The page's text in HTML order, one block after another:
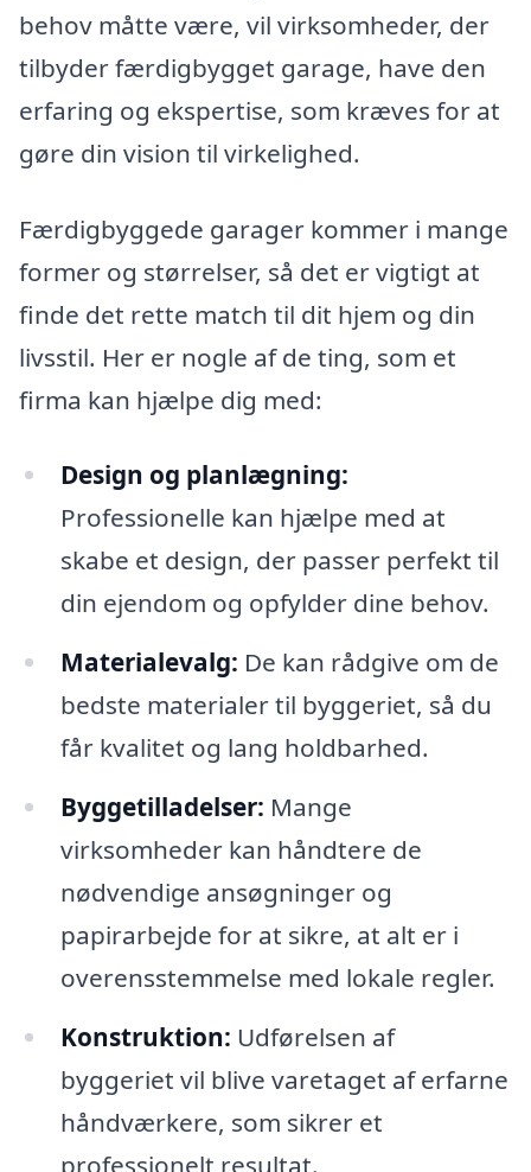
behov måtte være, vil virksomheder, der
tilbyder færdigbygget garage, have den
erfaring og ekspertise, som kræves for at
gøre din vision til virkelighed.
Færdigbyggede garager kommer i mange
former og størrelser, så det er vigtigt at
finde det rette match til dit hjem og din
livsstil. Her er nogle af de ting, som et
firma kan hjælpe dig med:
Design og planlægning:
Professionelle kan hjælpe med at
skabe et design, der passer perfekt til
din ejendom og opfylder dine behov.
Materialevalg: De kan rådgive om de
bedste materialer til byggeriet, så du
får kvalitet og lang holdbarhed.
Byggetilladelser: Mange
virksomheder kan håndtere de
nødvendige ansøgninger og
papirarbejde for at sikre, at alt er i
overensstemmelse med lokale regler.
Konstruktion: Udførelsen af
byggeriet vil blive varetaget af erfarne
håndværkere, som sikrer et
professionelt resultat.